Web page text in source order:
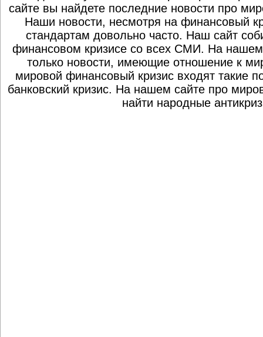
сайте вы найдете последние новости про
Наши новости, несмотря на финансовый
стандартам довольно часто. Наш сайт
финансовом кризисе со всех СМИ. На нашем
только новости, имеющие отношение к
мировой финансовый кризис входят такие
банковский кризис. На нашем сайте про
найти народные